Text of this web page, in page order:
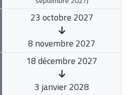
23 octobre 2027
8 novembre 2027
18 décembre 2027
3 janvier 2028